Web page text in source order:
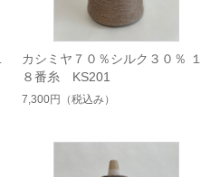
カシミヤ７０％シルク３０％ １
８番糸 KS201
7,300円 （税込み）